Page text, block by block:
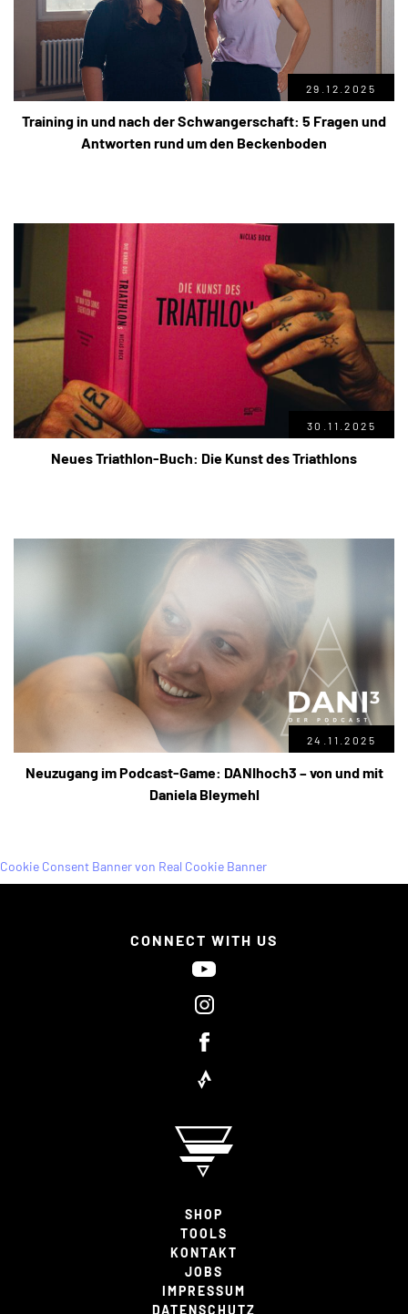
29.12.2025
Training in und nach der Schwangerschaft: 5 Fragen und
Antworten rund um den Beckenboden
30.11.2025
Neues Triathlon-Buch: Die Kunst des Triathlons
24.11.2025
Neuzugang im Podcast-Game: DANIhoch3 – von und mit
Daniela Bleymehl
CONNECT WITH US
SHOP
TOOLS
KONTAKT
JOBS
IMPRESSUM
DATENSCHUTZ
Cookie Consent Banner von Real Cookie Banner